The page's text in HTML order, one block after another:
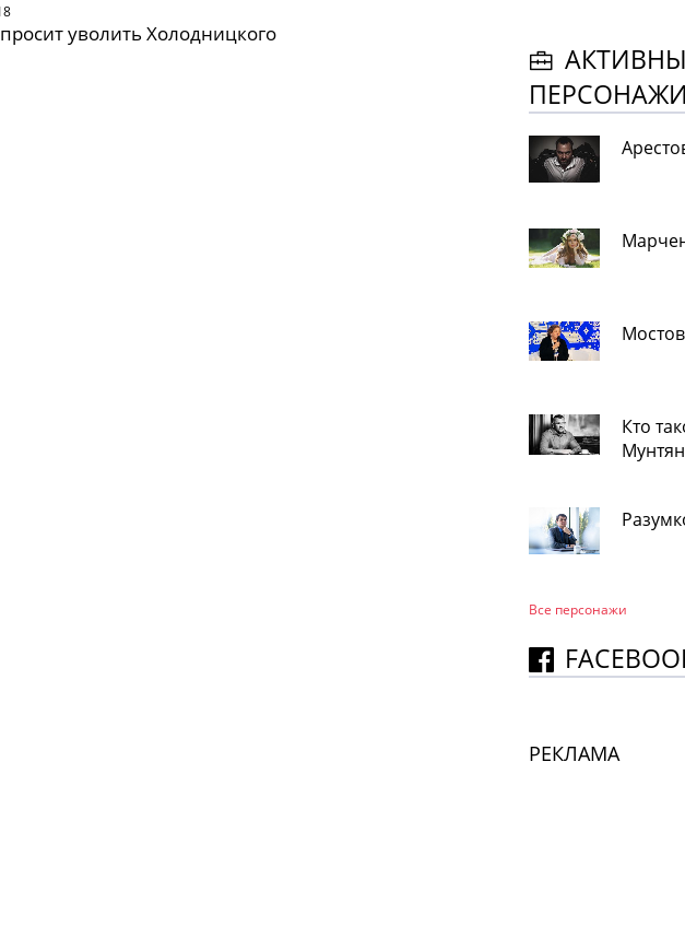
уволить Холодницкого
ПЕРСОНАЖИ
Кто
Мунтян
Все персонажи
РЕКЛАМА